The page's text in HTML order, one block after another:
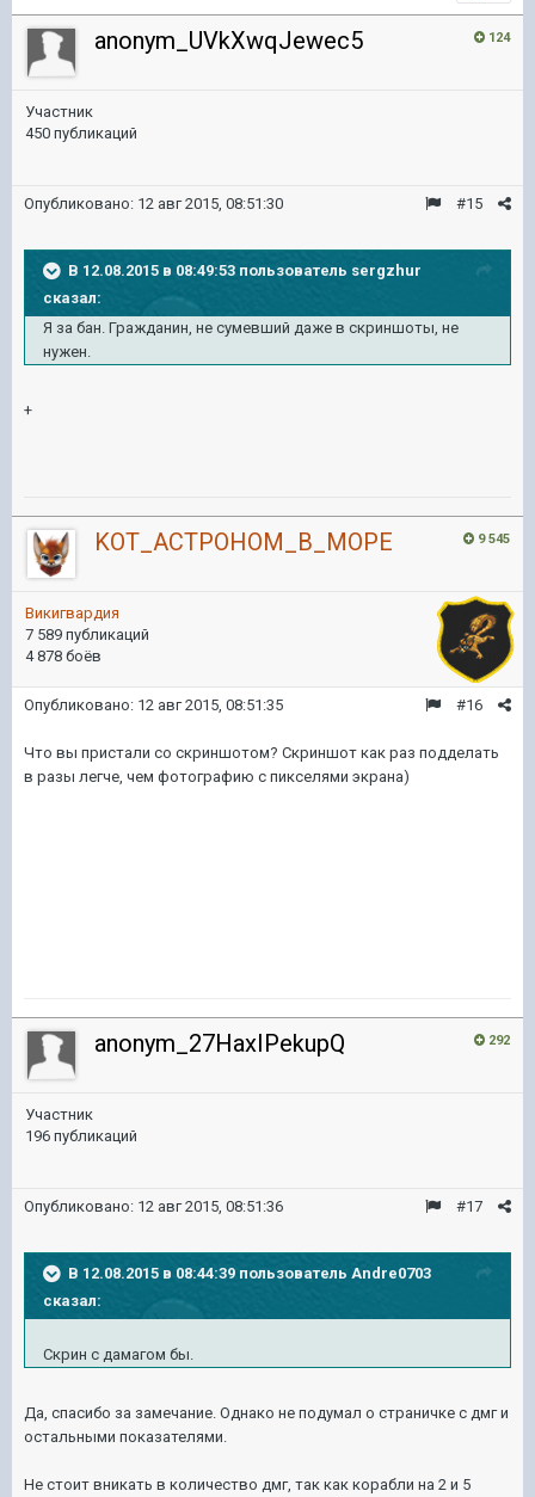
124
anonym_UVkXwqJewec5
Участник
450 публикаций
#15
Опубликовано: 12 авг 2015, 08:51:30
В 12.08.2015 в 08:49:53 пользователь sergzhur
сказал:
Я за бан. Гражданин, не сумевший даже в скриншоты, не
нужен.
+
9 545
KOT_ACTPOHOM_B_MOPE
Викигвардия
7 589 публикаций
4 878 боёв
#16
Опубликовано: 12 авг 2015, 08:51:35
Что вы пристали со скриншотом? Скриншот как раз подделать
в разы легче, чем фотографию с пикселями экрана)
292
anonym_27HaxIPekupQ
Участник
196 публикаций
#17
Опубликовано: 12 авг 2015, 08:51:36
В 12.08.2015 в 08:44:39 пользователь Andre0703
сказал:
Скрин с дамагом бы.
Да, спасибо за замечание. Однако не подумал о страничке с дмг и
остальными показателями.
Не стоит вникать в количество дмг, так как корабли на 2 и 5